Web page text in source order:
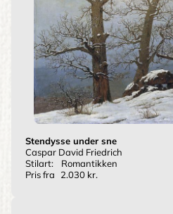
Stendysse under sne
Caspar David Friedrich
Stilart:
Romantikken
Pris fra
2.030 kr.